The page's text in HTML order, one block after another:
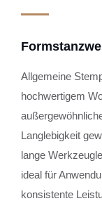
Allgemeine
hochwertigem
Langlebigkeit
lange
ideal für
konsistente